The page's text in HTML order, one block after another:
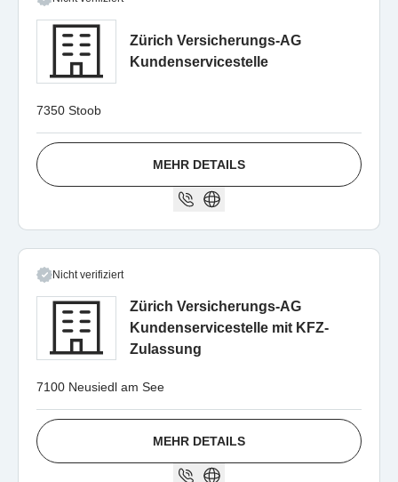
Zürich Versicherungs-AG
Kundenservicestelle
7350 Stoob
MEHR DETAILS
Nicht verifiziert
Zürich Versicherungs-AG
Kundenservicestelle mit KFZ-
Zulassung
7100 Neusiedl am See
MEHR DETAILS